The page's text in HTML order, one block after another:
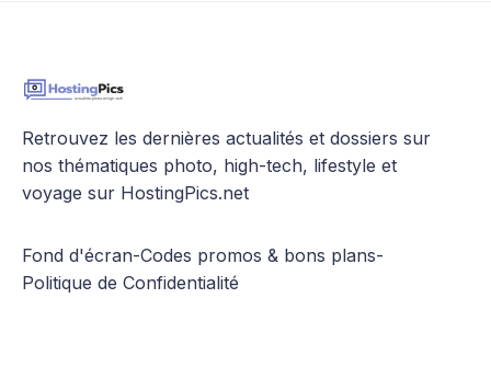
Retrouvez les dernières actualités et dossiers sur
nos thématiques photo, high-tech, lifestyle et
voyage sur HostingPics.net
Fond d'écran-Codes promos & bons plans-
Politique de Confidentialité